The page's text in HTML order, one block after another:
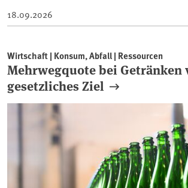
18.09.2026
Wirtschaft | Konsum, Abfall | Ressourcen
Mehrwegquote bei Getränken
gesetzliches Ziel